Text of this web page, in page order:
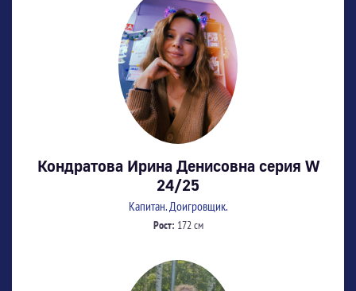
Кондратова Ирина Денисовна серия W
24/25
Капитан. Доигровщик.
Рост: 172 см